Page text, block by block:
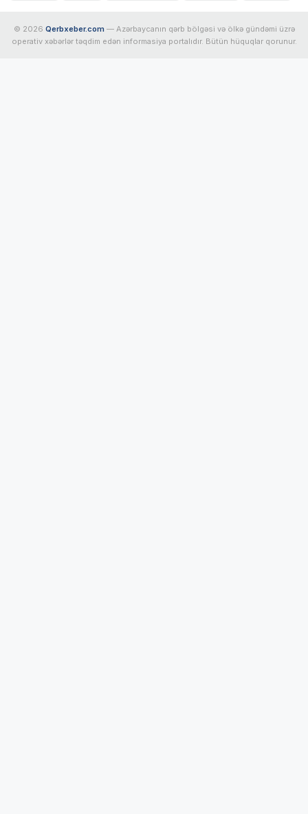
© 2026 Qerbxeber.com — Azərbaycanın qərb bölgəsi və ölkə gündəmi üzrə
operativ xəbərlər təqdim edən informasiya portalıdır. Bütün hüquqlar qorunur.